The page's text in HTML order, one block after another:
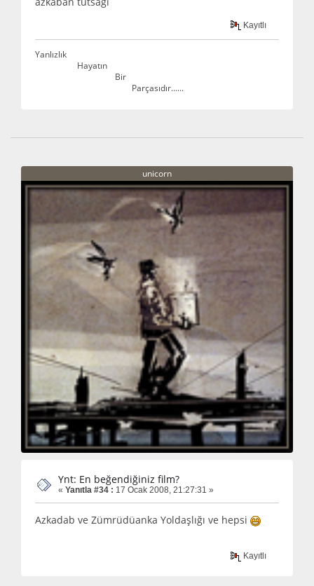
Kayıtlı
Yanlızlık
Hayatın
Bir
Parçasıdır......
unicorn
Ynt: En beğendiğiniz film?
« Yanıtla #34 : 17 Ocak 2008, 21:27:31 »
Azkadab ve Zümrüdüanka Yoldaşlığı ve hepsi
Kayıtlı